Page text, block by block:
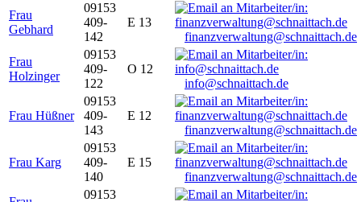
Frau
Gebhard
09153
409-
142
E 13
finanzverwaltung@schnaittach.de
Frau
Holzinger
09153
409-
122
O 12
info@schnaittach.de
Frau Hüßner
09153
409-
143
E 12
finanzverwaltung@schnaittach.de
Frau Karg
09153
409-
140
E 15
finanzverwaltung@schnaittach.de
09153